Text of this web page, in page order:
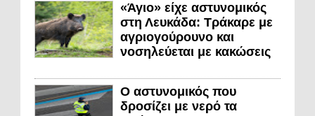
«Άγιο» είχε αστυνομικός
στη Λευκάδα: Τράκαρε με
αγριογούρουνο και
νοσηλεύεται με κακώσεις
Ο αστυνομικός που
δροσίζει με νερό τα